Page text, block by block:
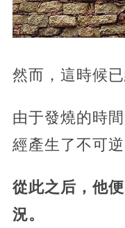
然而，這時候已
由于發燒的時
經產生了不可逆
從此之后，他
況。